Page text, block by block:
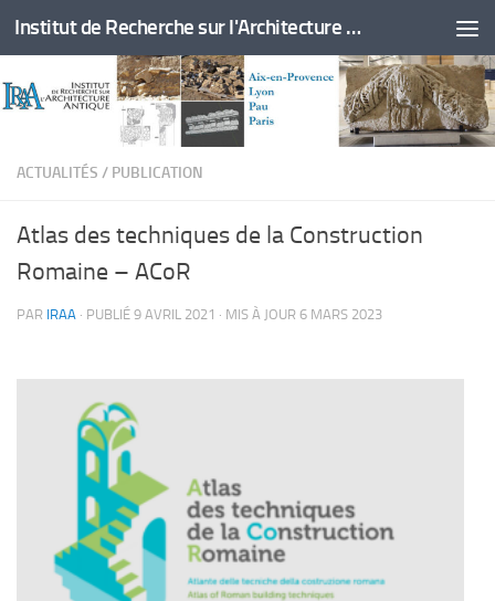
Skip to content Institut de Recherche sur l'Architecture Antique
ACTUALITÉS / PUBLICATION
Atlas des techniques de la Construction
Romaine – ACoR
PAR IRAA · PUBLIÉ 9 AVRIL 2021 · MIS À JOUR 6 MARS 2023